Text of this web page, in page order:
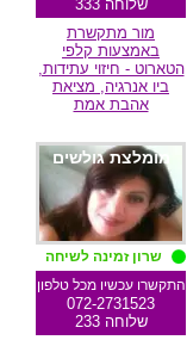
שלוחה 333
מור מתקשרת
באמצעות קלפי
הטארוט - חיזוי עתידות,
ביו אנרגיה, מציאת
אהבת אמת
מומלצת גולשים
שרון זמינה לשיחה
התקשרו עכשיו מכל טלפון
072-2731523
שלוחה 233